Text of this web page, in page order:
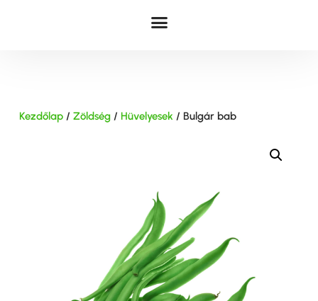
Kezdőlap/ Zöldség/ Hüvelyesek / Bulgár bab